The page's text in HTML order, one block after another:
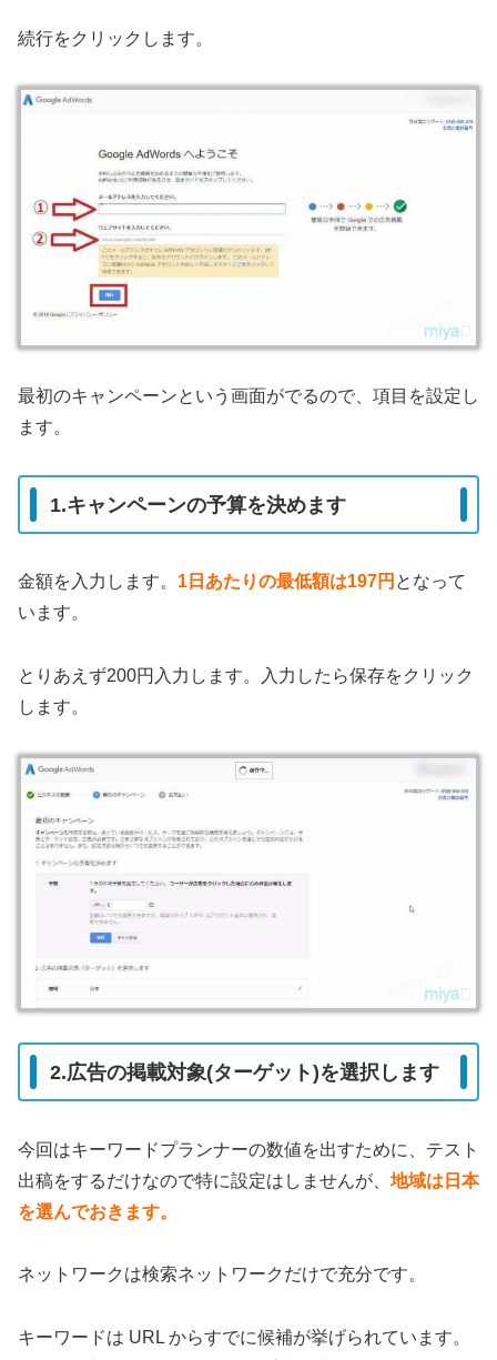
続行をクリックします。
最初のキャンペーンという画面がでるので、項目を設定し
ます。
1.キャンペーンの予算を決めます
金額を入力します。 1日あたりの最低額は197円 となって
います。
とりあえず200円入力します。入力したら保存をクリック
します。
2.広告の掲載対象(ターゲット)を選択します
今回はキーワードプランナーの数値を出すために、テスト
出稿をするだけなので特に設定はしませんが、 地域は日本
を選んでおきます。
ネットワークは検索ネットワークだけで充分です。
キーワードは URL からすでに候補が挙げられています。